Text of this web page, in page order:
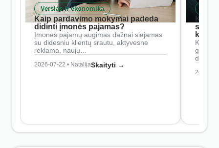
Verslas ir ekonomika
Kaip pardavimo mokymai padeda
didinti įmonės pajamas?
Įmonės pajamų augimas dažnai siejamas
su didesniu klientų srautu, aktyvesne
reklama, naujų…
2026-07-22 • NatalijaSkaityti →
Kaip
2026-